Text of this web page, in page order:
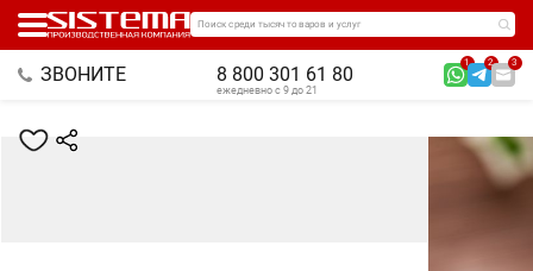
Поиск среди тысяч товаров и услуг
ЗВОНИТЕ 8 800 301 61 80
1 2 3
ежедневно с 9 до 21